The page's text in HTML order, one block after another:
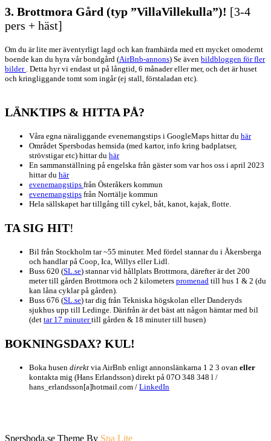
3. Brottmora Gård (typ ”VillaVillekulla”)! [3-4
pers + häst]
Om du är lite mer äventyrligt lagd och kan framhärda med ett mycket omodernt
boende kan du hyra vår bondgård (AirBnb-annons) Se även bildbloggen för fler
bilder . Detta hyr vi endast ut på långtid, 6 månader eller mer, och det är huset
och kringliggande tomt som ingår (ej stall, förstaladan etc).
LÄNKTIPS & HITTA PÅ?
Våra egna näraliggande evenemangstips i GoogleMaps hittar du här
Området Spersbodas hemsida (med kartor, info kring badplatser,
strövstigar etc) hittar du här
En sammanställning på engelska från gäster som var hos oss i april 2023
hittar du här
evenemangstips från Österåkers kommun
evenemangstips från Norrtälje kommun
Hela sällskapet har tillgång till cykel, båt, kanot, kajak, flotte.
TA SIG HIT!
Bil från Stockholm tar ~55 minuter. Med fördel stannar du i Åkersberga
och handlar på Coop, Ica, Willys eller Lidl.
Buss 620 (SL.se) stannar vid hållplats Brottmora, därefter är det 200
meter till gården Brottmora och 2 kilometers promenad till hus 1 & 2 (du
kan låna cyklar på gården).
Buss 676 (SL.se) tar dig från Tekniska högskolan eller Danderyds
sjukhus upp till Ledinge. Därifrån är det bäst att någon hämtar med bil
(det tar 17 minutertill gården & 18 minuter till husen)
BOKNINGSDAX? KUL!
Boka husen direkt via AirBnb enligt annonslänkarna 1 2 3 ovan eller
kontakta mig (Hans Erlandsson) direkt på 07O 348 348 l /
hans_erlandsson[a]hotmail.com / LinkedIn
Spersboda.se Theme By Spa Lite